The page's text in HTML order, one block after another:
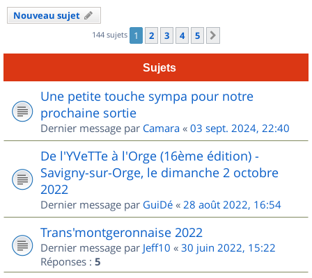
Nouveau sujet
144 sujets 1 2 3 4 5
Sujets
Une petite touche sympa pour notre
prochaine sortie
Dernier message par Camara « 03 sept. 2024, 22:40
De l'YVeTTe à l'Orge (16ème édition) -
Savigny-sur-Orge, le dimanche 2 octobre
2022
Dernier message par GuiDé « 28 août 2022, 16:54
Trans'montgeronnaise 2022
Dernier message par Jeff10 « 30 juin 2022, 15:22
Réponses : 5